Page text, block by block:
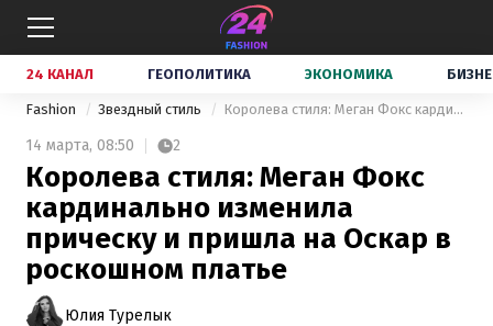
24 КАНАЛ ГЕОПОЛИТИКА ЭКОНОМИКА
Fashion Звездный стиль Королева стиля: Меган Фокс кардинально изменила прическу и пришла на Оскар в роскошном платье
14 марта, 08:50 2
Королева стиля: Меган Фокс
кардинально изменила
прическу и пришла на Оскар в
роскошном платье
Юлия Турелык